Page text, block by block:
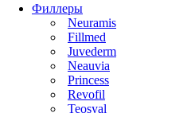
Филлеры
Neuramis
Fillmed
Juvederm
Neauvia
Princess
Revofil
Teosyal